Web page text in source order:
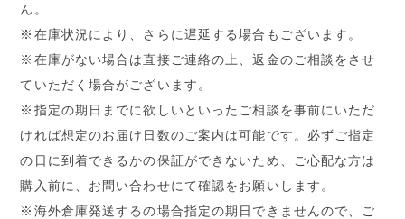
ん。
※在庫状況により、さらに遅延する場合もございます。
※在庫がない場合は直接ご連絡の上、返金のご相談をさせ
ていただく場合がございます。
※指定の期日までに欲しいといったご相談を事前にいただ
ければ想定のお届け日数のご案内は可能です。必ずご指定
の日に到着できるかの保証ができないため、ご心配な方は
購入前に、お問い合わせにて確認をお願いします。
※海外倉庫発送するの場合指定の期日できませんので、ご